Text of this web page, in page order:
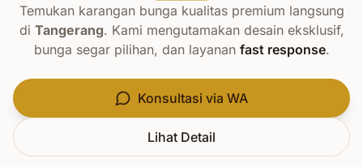
Temukan karangan bunga kualitas premium langsung
di Tangerang. Kami mengutamakan desain eksklusif,
bunga segar pilihan, dan layanan fast response.
Konsultasi via WA
Lihat Detail